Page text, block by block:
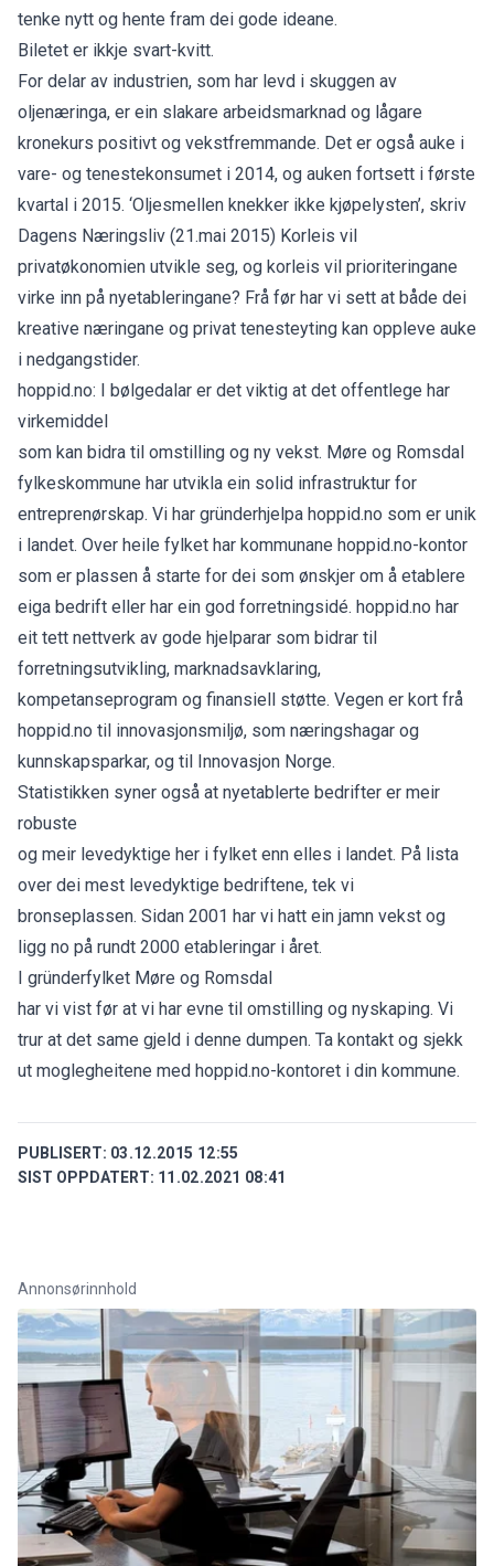
tenke nytt og hente fram dei gode ideane.
Biletet er ikkje svart-kvitt.
For delar av industrien, som har levd i skuggen av
oljenæringa, er ein slakare arbeidsmarknad og lågare
kronekurs positivt og vekstfremmande. Det er også auke i
vare- og tenestekonsumet i 2014, og auken fortsett i første
kvartal i 2015. ‘Oljesmellen knekker ikke kjøpelysten’, skriv
Dagens Næringsliv (21.mai 2015) Korleis vil
privatøkonomien utvikle seg, og korleis vil prioriteringane
virke inn på nyetableringane? Frå før har vi sett at både dei
kreative næringane og privat tenesteyting kan oppleve auke
i nedgangstider.
hoppid.no: I bølgedalar er det viktig at det offentlege har
virkemiddel
som kan bidra til omstilling og ny vekst. Møre og Romsdal
fylkeskommune har utvikla ein solid infrastruktur for
entreprenørskap. Vi har gründerhjelpa hoppid.no som er unik
i landet. Over heile fylket har kommunane hoppid.no-kontor
som er plassen å starte for dei som ønskjer om å etablere
eiga bedrift eller har ein god forretningsidé. hoppid.no har
eit tett nettverk av gode hjelparar som bidrar til
forretningsutvikling, marknadsavklaring,
kompetanseprogram og finansiell støtte. Vegen er kort frå
hoppid.no til innovasjonsmiljø, som næringshagar og
kunnskapsparkar, og til Innovasjon Norge.
Statistikken syner også at nyetablerte bedrifter er meir
robuste
og meir levedyktige her i fylket enn elles i landet. På lista
over dei mest levedyktige bedriftene, tek vi
bronseplassen. Sidan 2001 har vi hatt ein jamn vekst og
ligg no på rundt 2000 etableringar i året.
I gründerfylket Møre og Romsdal
har vi vist før at vi har evne til omstilling og nyskaping. Vi
trur at det same gjeld i denne dumpen. Ta kontakt og sjekk
ut moglegheitene med hoppid.no-kontoret i din kommune.
PUBLISERT: 03.12.2015 12:55
SIST OPPDATERT: 11.02.2021 08:41
Annonsørinnhold